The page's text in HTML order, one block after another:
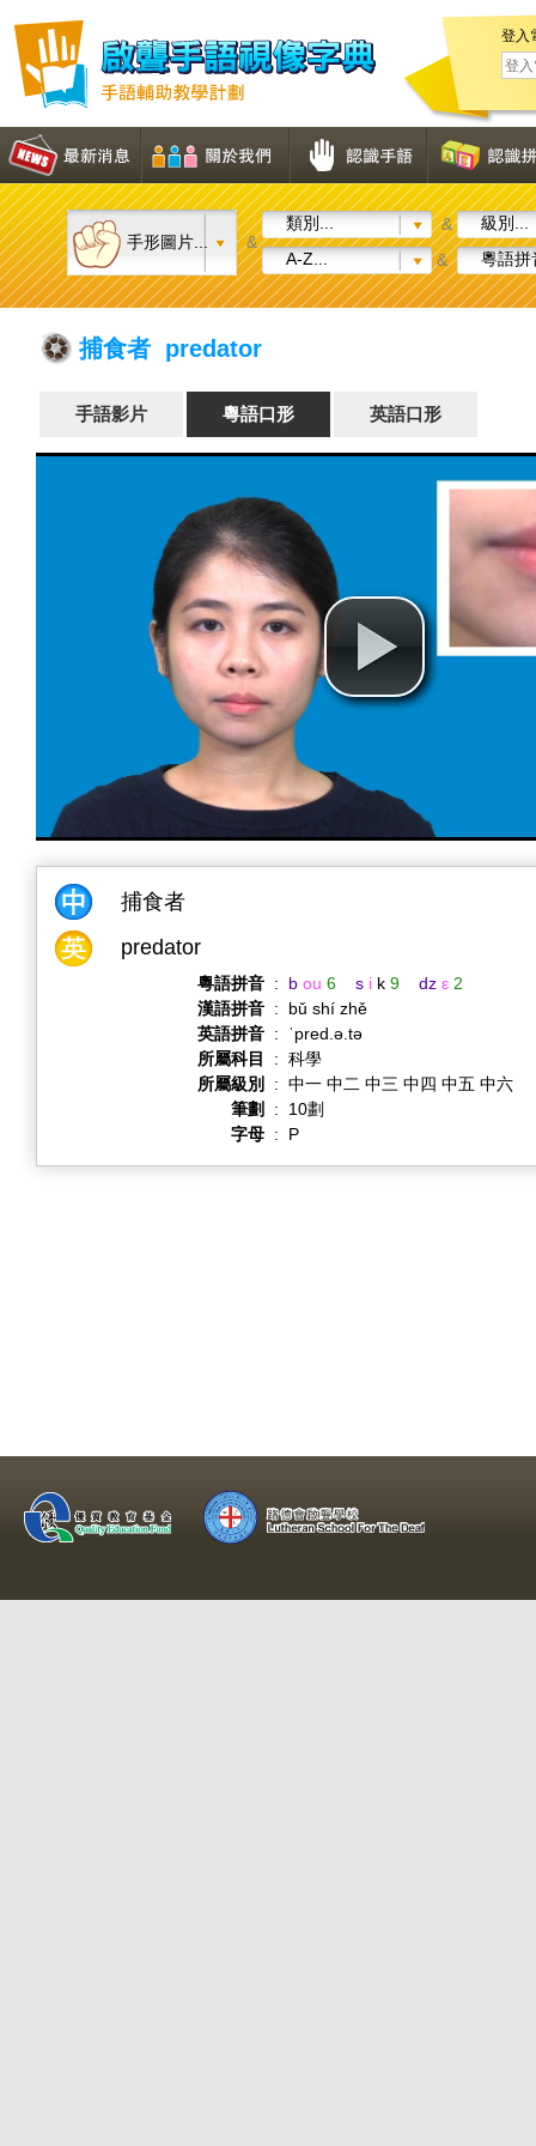
登入
手形圖片... &
類別... &
級別...
A-Z...
& 粵語拼
捕食者 predator
手語影片 粵語口形 英語口形
捕食者
predator
粵語拼音 : b ou 6 s i k 9 dz ε 2
漢語拼音 :
bǔ shí zhě
英語拼音 :
ˈpred.ə.tə
所屬科目
: 科學
所屬級別
: 中一 中二 中三 中四 中五 中六
筆劃
:
10劃
字母 : P